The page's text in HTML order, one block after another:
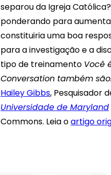
separou da Igreja
ponderando para
constituiria uma boa
para a investigação e a
tipo de treinamento Você
Conversation também são.
Hailey Gibbs, Pesquisador
Universidade de Maryland
Commons. Leia oartigo